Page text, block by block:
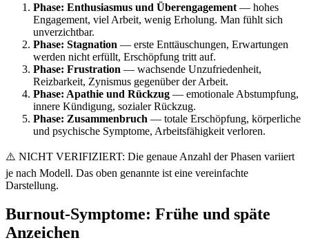
Phase: Enthusiasmus und Überengagement — hohes
Engagement, viel Arbeit, wenig Erholung. Man fühlt sich
unverzichtbar.
Phase: Stagnation — erste Enttäuschungen, Erwartungen
werden nicht erfüllt, Erschöpfung tritt auf.
Phase: Frustration — wachsende Unzufriedenheit,
Reizbarkeit, Zynismus gegenüber der Arbeit.
Phase: Apathie und Rückzug — emotionale Abstumpfung,
innere Kündigung, sozialer Rückzug.
Phase: Zusammenbruch — totale Erschöpfung, körperliche
und psychische Symptome, Arbeitsfähigkeit verloren.
⚠️ NICHT VERIFIZIERT: Die genaue Anzahl der Phasen variiert
je nach Modell. Das oben genannte ist eine vereinfachte
Darstellung.
Burnout-Symptome: Frühe und späte
Anzeichen